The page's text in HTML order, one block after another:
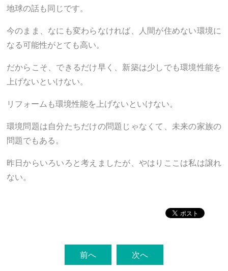
地球の話も同じです。
今のまま、なにも変わらなければ、人間が住めない環境に
なる可能性がとても高い。
だからこそ、できるだけ早く、新築は少しでも環境性能を
上げないといけない。
リフォームも環境性能を上げないといけない。
環境問題は自分たちだけの問題じゃなくて、未来の家族の
問題でもある。
昨日からいろいろと考えましたが、やはりここは私は譲れ
ない。
前へ 次へ